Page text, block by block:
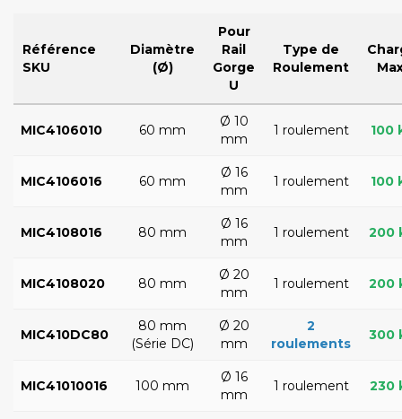
Référence
SKU
Diamètre
(Ø)
Pour
Rail
Gorge
U
Type de
Roulement
MIC4106010 60 mm
Ø 10
mm
1 roulement 100
MIC4106016 60 mm
Ø 16
mm
1 roulement 100
MIC4108016 80 mm
Ø 16
mm
1 roulement 200
MIC4108020 80 mm
Ø 20
mm
1 roulement 200
MIC410DC80
80 mm
(Série DC)
Ø 20
mm
2
roulements
300
MIC41010016 100 mm
Ø 16
mm
1 roulement 230